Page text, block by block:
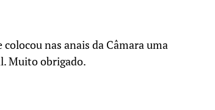
nas anais da Câmara uma
Muito obrigado.